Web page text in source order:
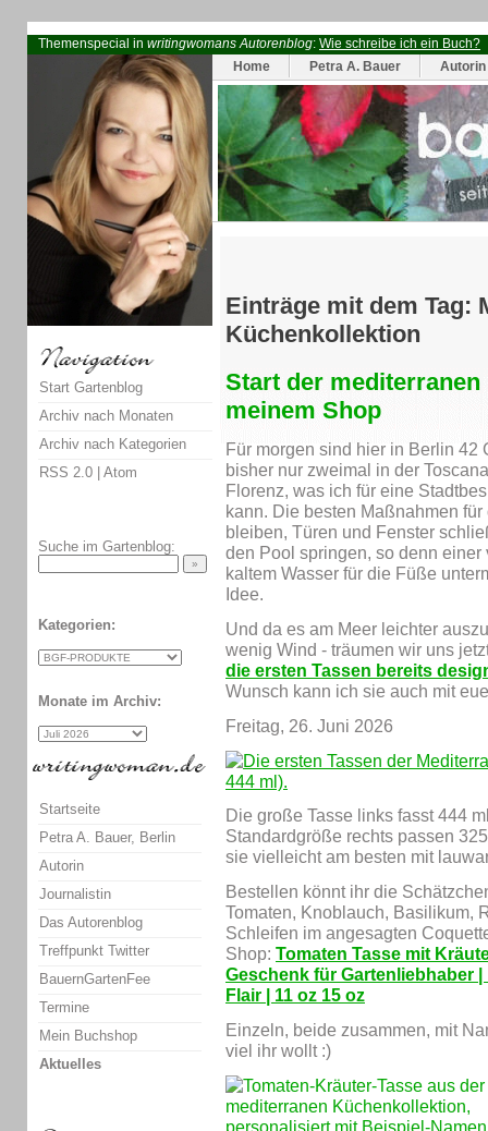
Themenspecial in writingwomans Autorenblog: Wie schreibe ich ein Buch?
Home
Petra A. Bauer Autorin
Einträge mit dem Tag:
Küchenkollektion
Start der
meinem Shop
Für morgen sind hier in Berlin 42
bisher nur zweimal in der
Florenz, was ich für eine
kann. Die besten Maßnahmen
bleiben, Türen und Fenster
den Pool springen, so denn
kaltem Wasser für die Füße
Idee.
Und da es am Meer leichter
wenig Wind - träumen wir uns
die ersten Tassen bereits
Wunsch kann ich sie auch mit
Freitag, 26. Juni 2026
Die große Tasse links fasst 444
Standardgröße rechts passen
sie vielleicht am besten mit
Bestellen könnt ihr die
Tomaten, Knoblauch, Basilikum,
Schleifen im angesagten
Shop: Tomaten Tasse mit
Geschenk für Gartenliebhaber
Flair | 11 oz 15 oz
Einzeln, beide zusammen, mit
viel ihr wollt :)
Start Gartenblog
Archiv nach Monaten
Archiv nach Kategorien
RSS 2.0 | Atom
Suche im Gartenblog:
Kategorien:
Monate im Archiv:
Startseite
Petra A. Bauer, Berlin
Autorin
Journalistin
Das Autorenblog
Treffpunkt Twitter
BauernGartenFee
Termine
Mein Buchshop
Aktuelles